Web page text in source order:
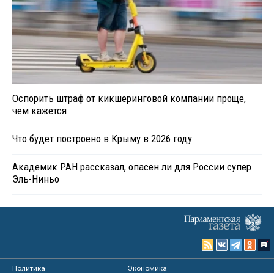
Оспорить штраф от кикшеринговой компании проще,
чем кажется
Что будет построено в Крыму в 2026 году
Академик РАН рассказал, опасен ли для России супер
Эль-Ниньо
Политика
Экономика